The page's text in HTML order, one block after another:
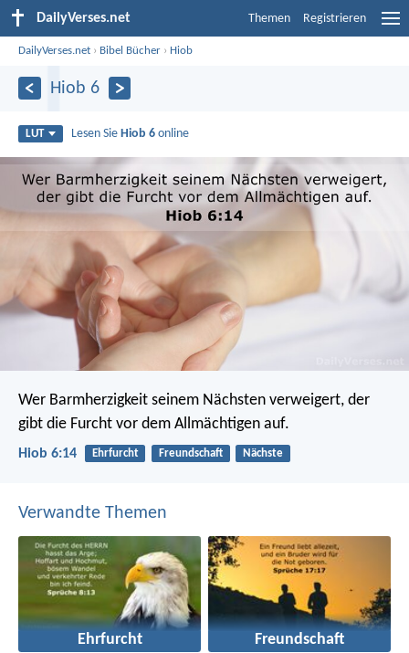
DailyVerses.net Themen Registrieren
DailyVerses.net › Bibel Bücher › Hiob
Hiob 6
LUT Lesen Sie Hiob 6 online
Wer Barmherzigkeit seinem Nächsten verweigert, der
gibt die Furcht vor dem Allmächtigen auf.
Hiob 6:14 Ehrfurcht Freundschaft Nächste
Verwandte Themen
Ehrfurcht Freundschaft